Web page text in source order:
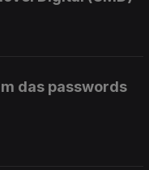
das passwords